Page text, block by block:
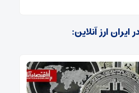
ایران ارز آنلاین: